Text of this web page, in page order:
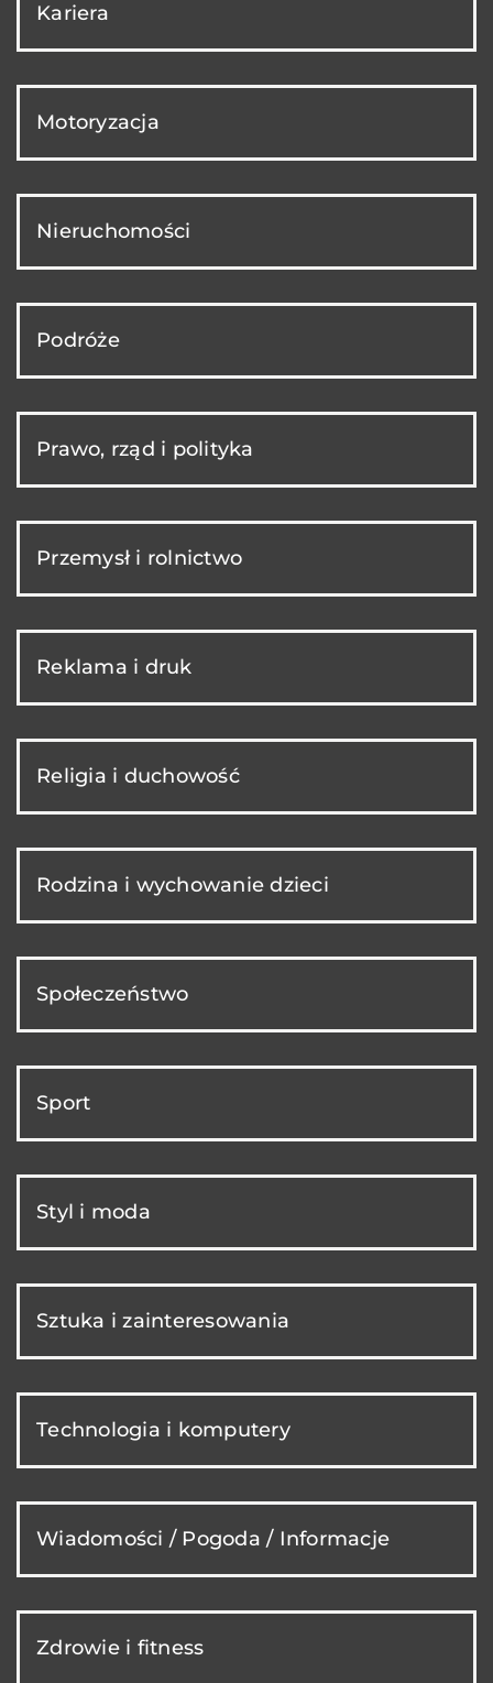
Kariera
Motoryzacja
Nieruchomości
Podróże
Prawo, rząd i polityka
Przemysł i rolnictwo
Reklama i druk
Religia i duchowość
Rodzina i wychowanie dzieci
Społeczeństwo
Sport
Styl i moda
Sztuka i zainteresowania
Technologia i komputery
Wiadomości / Pogoda / Informacje
Zdrowie i fitness